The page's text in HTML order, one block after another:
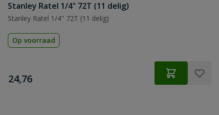
Stanley Ratel 1/4" 72T (11 delig)
Stanley Ratel 1/4" 72T (11 delig)
Op voorraad
€
24,76